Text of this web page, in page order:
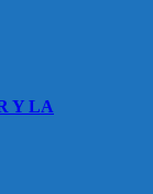
Y LA